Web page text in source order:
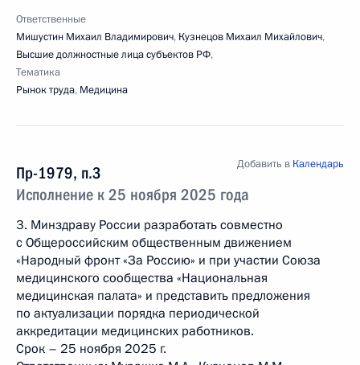
Ответственные
Мишустин Михаил Владимирович, Кузнецов Михаил Михайлович,
Высшие должностные лица субъектов РФ,
Тематика
Рынок труда, Медицина
Пр-1979, п.3
Исполнение к 25 ноября 2025 года
Добавить в Календарь
3. Минздраву России разработать совместно
с Общероссийским общественным движением
«Народный фронт «За Россию» и при участии Союза
медицинского сообщества «Национальная
медицинская палата» и представить предложения
по актуализации порядка периодической
аккредитации медицинских работников.
Срок – 25 ноября 2025 г.